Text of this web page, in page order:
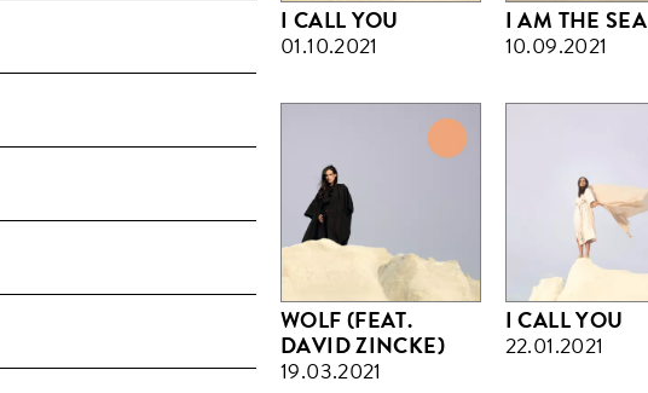
I CALL YOU
01.10.2021
I AM THE SEA
10.09.2021
WOLF (FEAT.
DAVID ZINCKE)
19.03.2021
I CALL YOU
22.01.2021